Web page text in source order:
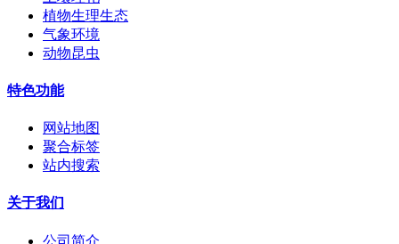
植物生理生态
气象环境
动物昆虫
特色功能
网站地图
聚合标签
站内搜索
关于我们
公司简介